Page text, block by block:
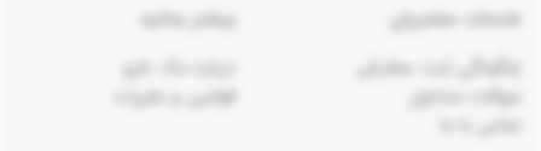
خدمات مشتریان
چگونگی ثبت سفارش
سوالات متداول
تماس با ما
بیشتر بدانید
درباره مک دارو
قوانین و مقررات